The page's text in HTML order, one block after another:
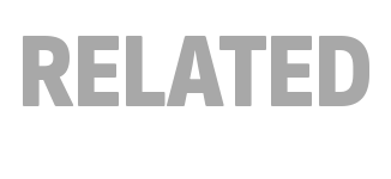
RELATED